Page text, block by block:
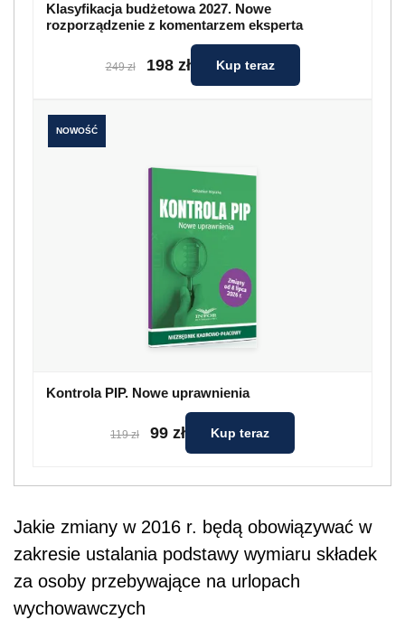
Klasyfikacja budżetowa 2027. Nowe
rozporządzenie z komentarzem eksperta
249 zł 198 zł Kup teraz
NOWOŚĆ
Kontrola PIP. Nowe uprawnienia
119 zł 99 zł Kup teraz
Jakie zmiany w 2016 r. będą obowiązywać w
zakresie ustalania podstawy wymiaru składek
za osoby przebywające na urlopach
wychowawczych